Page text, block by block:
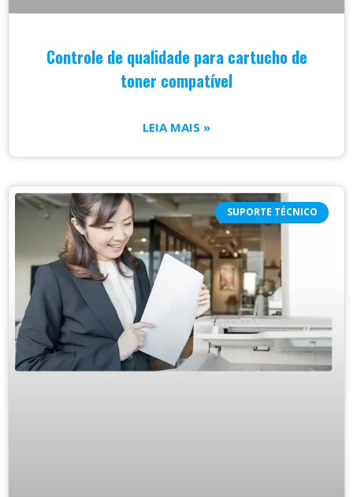
Controle de qualidade para cartucho de
toner compatível
LEIA MAIS »
SUPORTE TÉCNICO